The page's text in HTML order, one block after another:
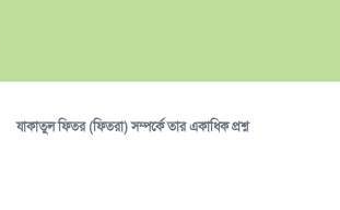
যাকাতুল ফিতর (ফিতরা) সম্পর্কে তার একাধিক প্রশ্ন